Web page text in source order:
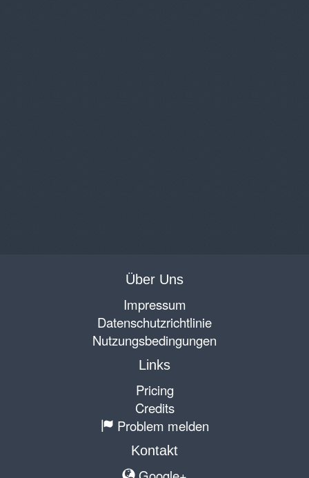
Über Uns
Impressum
Datenschutzrichtlinie
Nutzungsbedingungen
Links
Pricing
Credits
Problem melden
Kontakt